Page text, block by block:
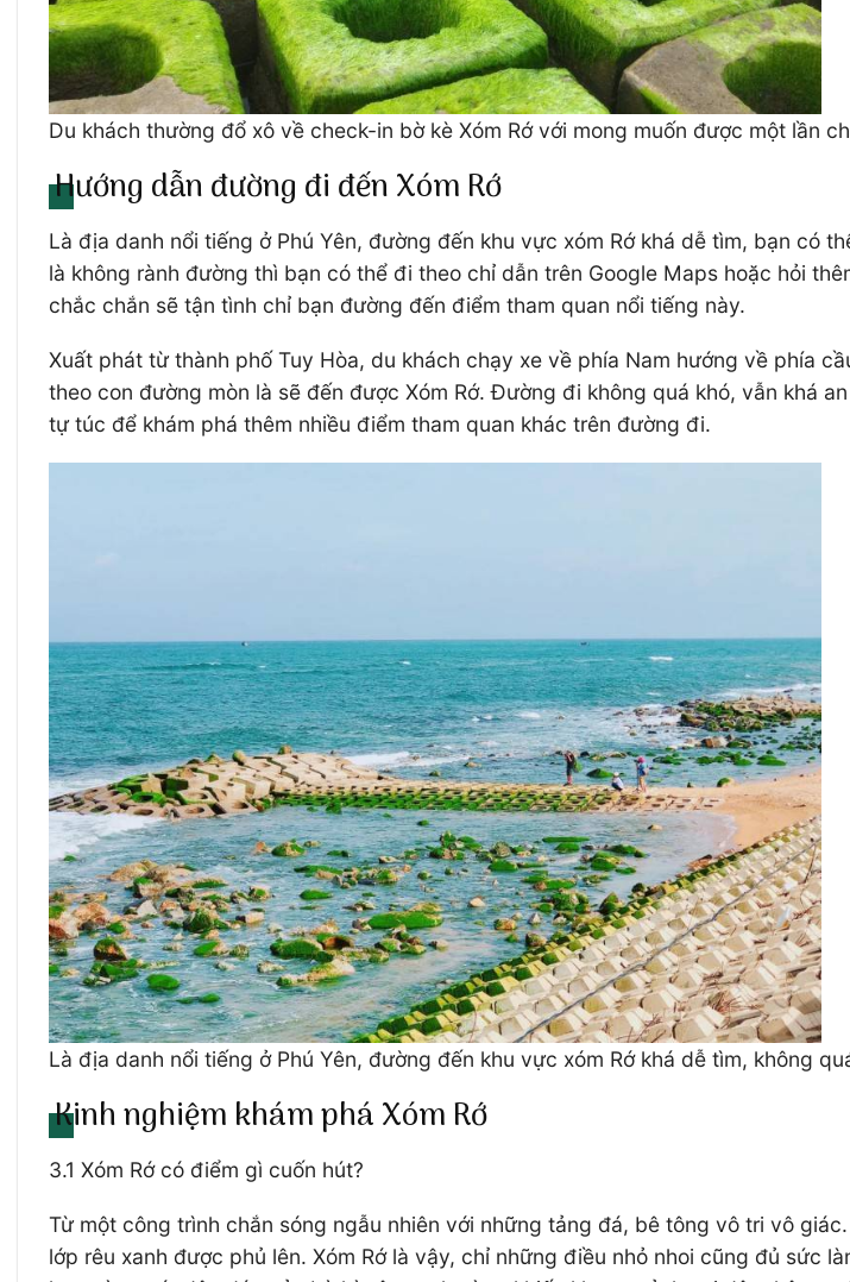
Du khách thường đổ xô về check-in bờ kè Xóm Rớ với mong muốn được một lần
Hướng dẫn đường đi đến Xóm Rớ
Là địa danh nổi tiếng ở Phú Yên, đường đến khu vực xóm Rớ khá dễ tìm, bạn có
là không rành đường thì bạn có thể đi theo chỉ dẫn trên Google Maps hoặc hỏi
chắc chắn sẽ tận tình chỉ bạn đường đến điểm tham quan nổi tiếng này.
Xuất phát từ thành phố Tuy Hòa, du khách chạy xe về phía Nam hướng về phía
theo con đường mòn là sẽ đến được Xóm Rớ. Đường đi không quá khó, vẫn khá
tự túc để khám phá thêm nhiều điểm tham quan khác trên đường đi.
Là địa danh nổi tiếng ở Phú Yên, đường đến khu vực xóm Rớ khá dễ tìm, không
Kinh nghiệm khám phá Xóm Rớ
3.1 Xóm Rớ có điểm gì cuốn hút?
Từ một công trình chắn sóng ngẫu nhiên với những tảng đá, bê tông vô tri vô
lớp rêu xanh được phủ lên. Xóm Rớ là vậy, chỉ những điều nhỏ nhoi cũng đủ sức